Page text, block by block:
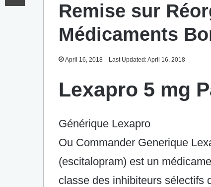
Remise sur
Médicaments
April 16, 2018 Last Updated: April 16, 2018
Lexapro 5 mg
Générique Lexapro
Ou Commander Generique
(escitalopram) est un
classe des inhibiteurs sélectifs